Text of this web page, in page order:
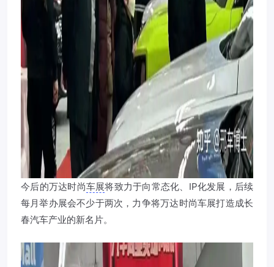
今后的万达时尚车展将致力于向常态化、IP化发展，后续
每月举办展会不少于两次，力争将万达时尚车展打造成长
春汽车产业的新名片。